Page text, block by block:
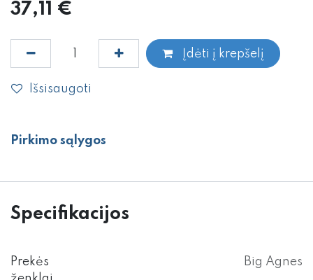
37,11 €
Įdėti į krepšelį
Išsisaugoti
Pirkimo sąlygos
Specifikacijos
Prekės
Big Agnes